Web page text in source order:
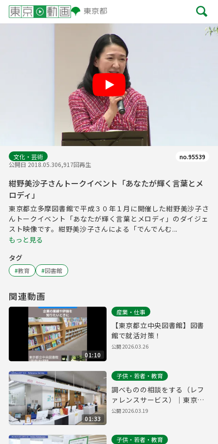
文化・芸術
公開日 2018.05.306,917回再生
no.95539
紺野美沙子さんトークイベント「あなたが輝く言葉とメ
ロディ」
東京都立多摩図書館で平成３０年１月に開催した紺野美沙子さ
んトークイベント「あなたが輝く言葉とメロディ」のダイジェ
スト映像です。紺野美沙子さんによる「でんでんむ...
もっと見る
タグ
#教育 #図書館
関連動画
01:10
産業・仕事
【東京都立中央図書館】図書
館で就活対策！
公開2026.03.26
01:33
子供・若者・教育
調べものの相談をする（レフ
ァレンスサービス）｜東京都
立多摩図書館利用案内#6
公開2026.03.19
子供・若者・教育